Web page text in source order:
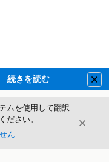
続きを読む
ムを使用して翻訳
ださい。
ん
閉じる